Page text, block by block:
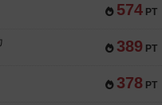
574 PT
389 PT
378 PT